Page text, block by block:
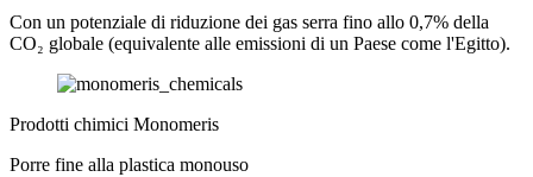
Con un potenziale di riduzione dei gas serra fino allo 0,7% della
CO₂ globale (equivalente alle emissioni di un Paese come l'Egitto).
Prodotti chimici Monomeris
Porre fine alla plastica monouso